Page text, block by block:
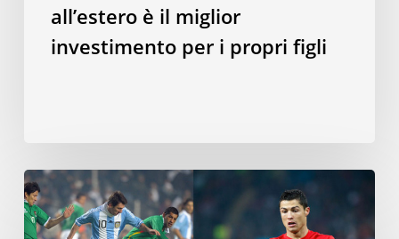
all’estero è il miglior
investimento per i propri figli
Parlare
una
lingua